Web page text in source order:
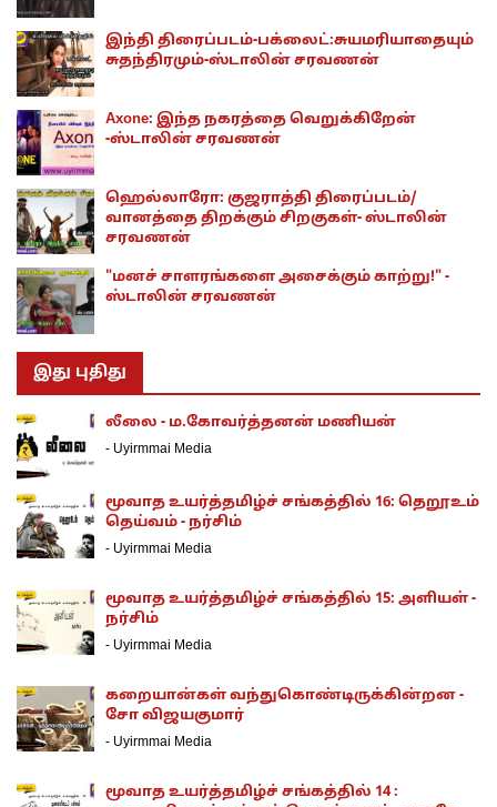
இந்தி திரைப்படம்-பக்லைட்:சுயமரியாதையும்
சுதந்திரமும்-ஸ்டாலின் சரவணன்
Axone: இந்த நகரத்தை வெறுக்கிறேன்
-ஸ்டாலின் சரவணன்
ஹெல்லாரோ: குஜராத்தி திரைப்படம்/
வானத்தை திறக்கும் சிறகுகள்- ஸ்டாலின்
சரவணன்
"மனச் சாளரங்களை அசைக்கும் காற்று!" -
ஸ்டாலின் சரவணன்
இது புதிது
லீலை - ம.கோவர்த்தனன் மணியன்
- Uyirmmai Media
மூவாத உயர்த்தமிழ்ச் சங்கத்தில் 16: தெறூஉம்
தெய்வம் - நர்சிம்
- Uyirmmai Media
மூவாத உயர்த்தமிழ்ச் சங்கத்தில் 15: அளியள் -
நர்சிம்
- Uyirmmai Media
கறையான்கள் வந்துகொண்டிருக்கின்றன -
சோ விஜயகுமார்
- Uyirmmai Media
மூவாத உயர்த்தமிழ்ச் சங்கத்தில் 14 :